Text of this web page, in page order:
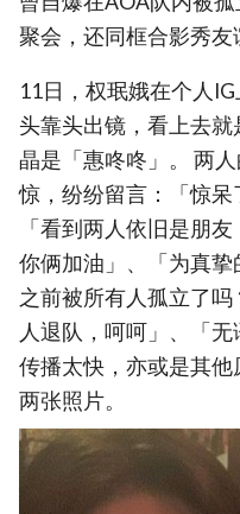
聚会，还同框合影秀友
11日，权珉娥在个人
头靠头出镜，看上去
晶是「惠咚咚」。 两
惊，纷纷留言：「惊呆
「看到两人依旧是朋
你俩加油」、「为真
之前被所有人孤立了
人退队，呵呵」、「
传播太快，亦或是其
两张照片。